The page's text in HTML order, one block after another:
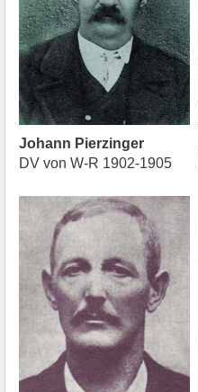
Johann Pierzinger
DV von W-R 1902-1905